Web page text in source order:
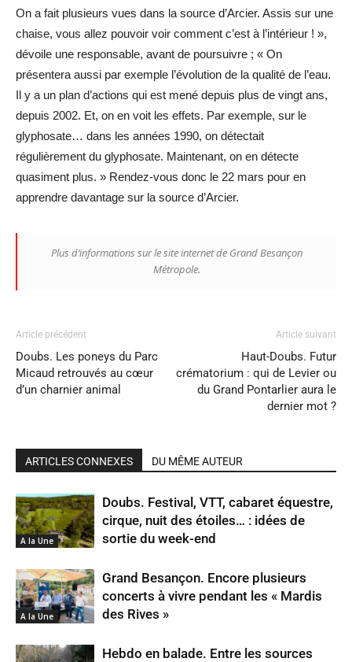
On a fait plusieurs vues dans la source d’Arcier. Assis sur une
chaise, vous allez pouvoir voir comment c’est à l’intérieur ! »,
dévoile une responsable, avant de poursuivre ; « On
présentera aussi par exemple l’évolution de la qualité de l’eau.
Il y a un plan d’actions qui est mené depuis plus de vingt ans,
depuis 2002. Et, on en voit les effets. Par exemple, sur le
glyphosate… dans les années 1990, on détectait
régulièrement du glyphosate. Maintenant, on en détecte
quasiment plus. » Rendez-vous donc le 22 mars pour en
apprendre davantage sur la source d’Arcier.
Plus d’informations sur le site internet de Grand Besançon
Métropole.
Article précédent
Doubs. Les poneys du Parc
Micaud retrouvés au cœur
d’un charnier animal
Article suivant
Haut-Doubs. Futur
crématorium : qui de Levier ou
du Grand Pontarlier aura le
dernier mot ?
ARTICLES CONNEXES DU MÊME AUTEUR
A la Une
Doubs. Festival, VTT, cabaret équestre,
cirque, nuit des étoiles… : idées de
sortie du week-end
A la Une
Grand Besançon. Encore plusieurs
concerts à vivre pendant les « Mardis
des Rives »
Hebdo en balade. Entre les sources